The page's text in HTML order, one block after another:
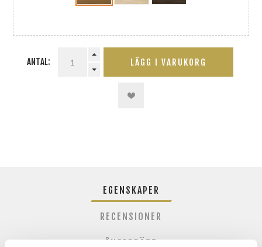
ANTAL: LÄGG I VARUKORG
EGENSKAPER
RECENSIONER
ÅNGERRÄTT